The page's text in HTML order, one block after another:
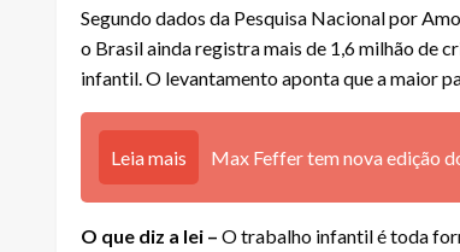
Segundo dados da Pesquisa Nacional por
o Brasil ainda registra mais de 1,6 milhão de
infantil. O levantamento aponta que a maior
Leia mais Max Feffer tem nova edição
O que diz a lei – O trabalho infantil é toda